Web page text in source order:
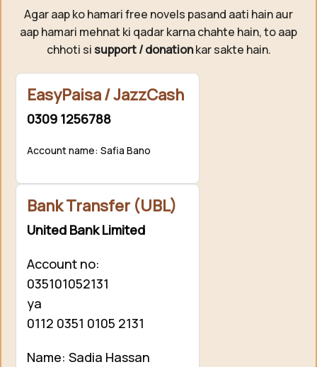
Agar aap ko hamari free novels pasand aati hain aur
aap hamari mehnat ki qadar karna chahte hain, to aap
chhoti si support / donationkar sakte hain.
EasyPaisa / JazzCash
0309 1256788
Account name: Safia Bano
Bank Transfer (UBL)
United Bank Limited
Account no:
035101052131
ya
0112 0351 0105 2131
Name: Sadia Hassan